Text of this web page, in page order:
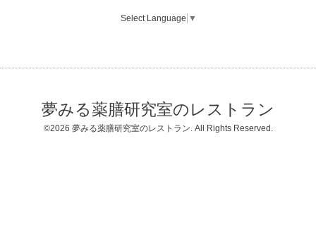
Select Language ▼
夢みる薬膳研究室のレストラン
©2026 夢みる薬膳研究室のレストラン. All Rights Reserved.